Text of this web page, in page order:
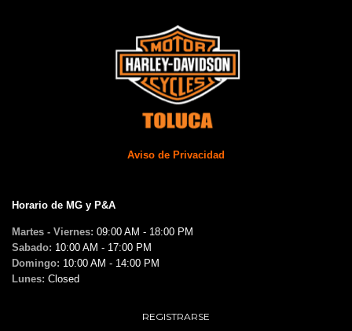
Aviso de Privacidad
Horario de MG y P&A
Martes - Viernes: 09:00 AM - 18:00 PM
Sabado: 10:00 AM - 17:00 PM
Domingo: 10:00 AM - 14:00 PM
Lunes: Closed
REGISTRARSE